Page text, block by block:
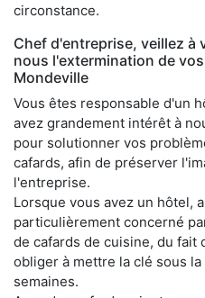
circonstance.
Chef d'entreprise, veillez à
nous l'extermination de
Mondeville
Vous êtes responsable d'un
avez grandement intérêt à
pour solutionner vos
cafards, afin de préserver
l'entreprise.
Lorsque vous avez un hôtel,
particulièrement concerné
de cafards de cuisine, du fait
obliger à mettre la clé sous
semaines.